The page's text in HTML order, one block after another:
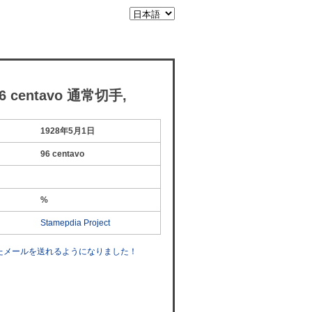
centavo 通常切手,
1928年5月1日
96 centavo
%
Stamepdia Project
ールを送れるようになりました！